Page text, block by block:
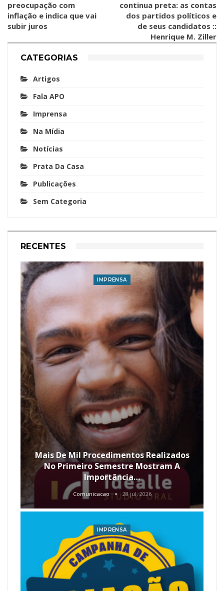
preocupação com
inflação e indica que vai
subir juros
continua preta: as contas
dos partidos políticos e
de seus candidatos ::
Henrique M. Ziller
CATEGORIAS
Artigos
Fala APO
Imprensa
Na Mídia
Notícias
Prata Da Casa
Publicações
Sem Categoria
RECENTES
IMPRENSA
Mais De Mil Procedimentos Realizados
No Primeiro Semestre Mostram A
Importância…
Comunicacao 28 jul, 2026
IMPRENSA